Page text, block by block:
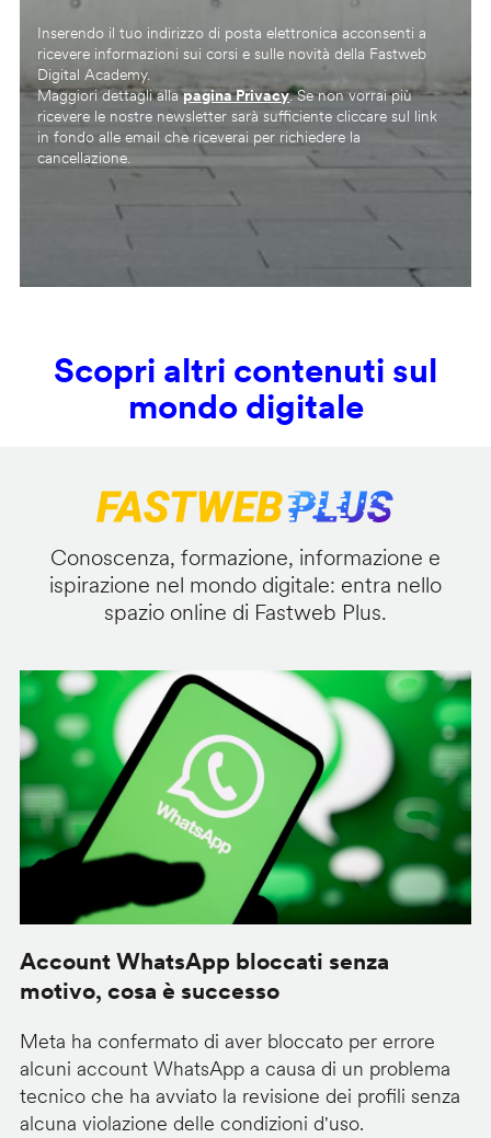
Inserendo il tuo indirizzo di posta elettronica acconsenti a
ricevere informazioni sui corsi e sulle novità della Fastweb
Digital Academy.
Maggiori dettagli allapagina Privacy. Se non vorrai più
ricevere le nostre newsletter sarà sufficiente cliccare sul link
in fondo alle email che riceverai per richiedere la
cancellazione.
Scopri altri contenuti sul
mondo digitale
Conoscenza, formazione, informazione e
ispirazione nel mondo digitale: entra nello
spazio online di Fastweb Plus.
Account WhatsApp bloccati senza
motivo, cosa è successo
Meta ha confermato di aver bloccato per errore
alcuni account WhatsApp a causa di un problema
tecnico che ha avviato la revisione dei profili senza
alcuna violazione delle condizioni d'uso.